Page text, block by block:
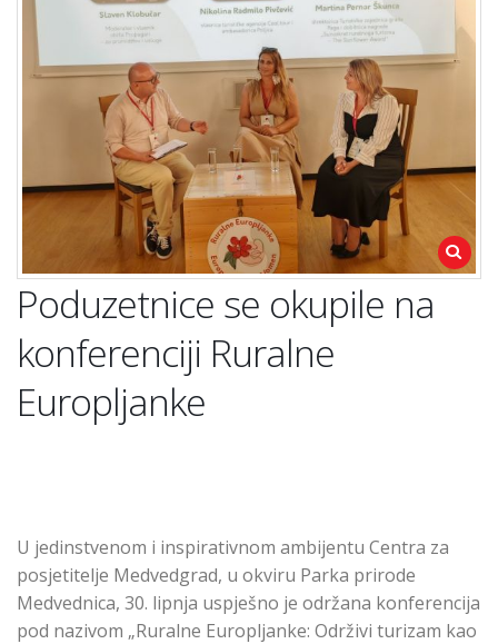
Poduzetnice se okupile na
konferenciji Ruralne
Europljanke
U jedinstvenom i inspirativnom ambijentu Centra za
posjetitelje Medvedgrad, u okviru Parka prirode
Medvednica, 30. lipnja uspješno je održana konferencija
pod nazivom „Ruralne Europljanke: Održivi turizam kao